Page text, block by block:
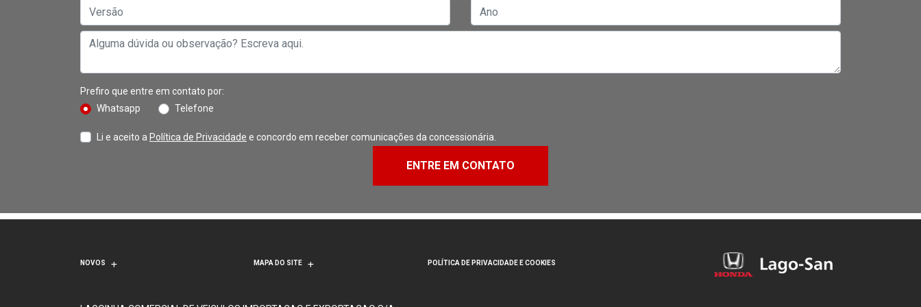
Prefiro que entre em contato por:
Whatsapp
Telefone
Li e aceito a Política de Privacidade e concordo em receber comunicações da concessionária.
ENTRE EM CONTATO
NOVOS MAPA DO SITE POLÍTICA DE PRIVACIDADE E COOKIES